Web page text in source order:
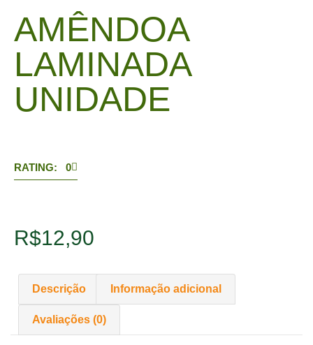
AMÊNDOA
LAMINADA
UNIDADE
RATING: 0
R$12,90
Descrição Informação adicional
Avaliações (0)